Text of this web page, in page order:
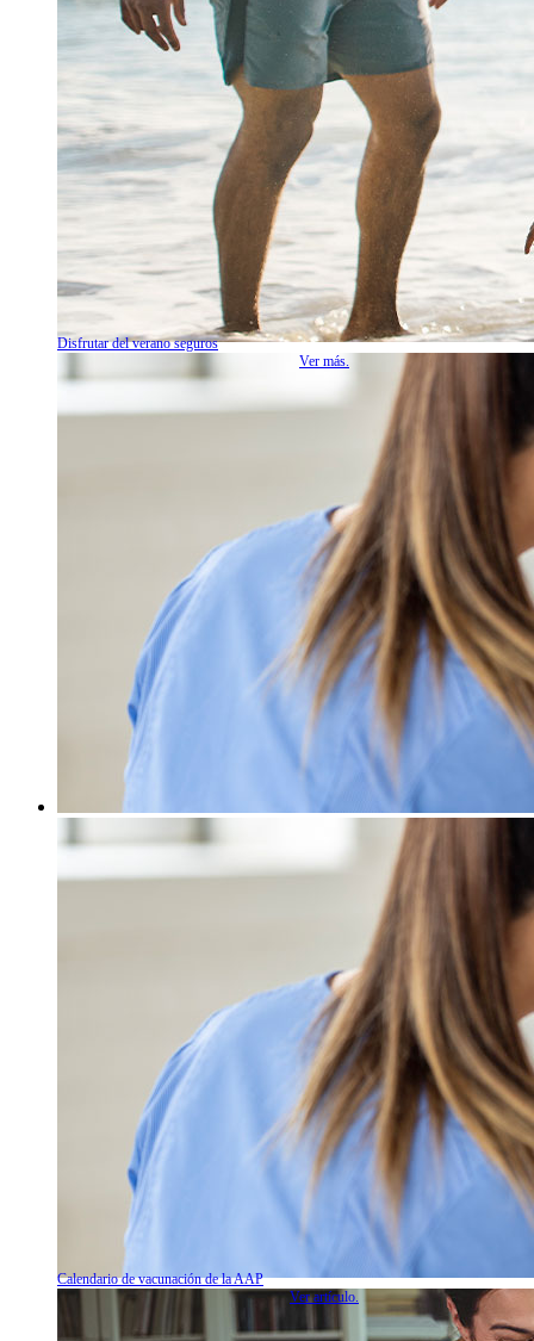
Disfrutar del verano seguros
Ver más.
Calendario de vacunación de la AAP
Ver artículo.